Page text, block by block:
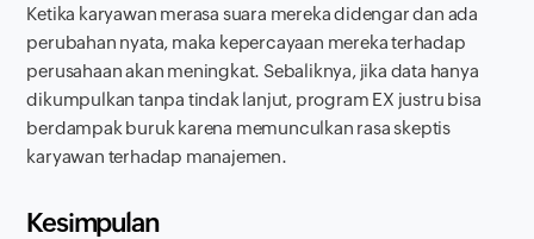
Ketika karyawan merasa suara mereka didengar dan ada
perubahan nyata, maka kepercayaan mereka terhadap
perusahaan akan meningkat. Sebaliknya, jika data hanya
dikumpulkan tanpa tindak lanjut, program EX justru bisa
berdampak buruk karena memunculkan rasa skeptis
karyawan terhadap manajemen.
Kesimpulan